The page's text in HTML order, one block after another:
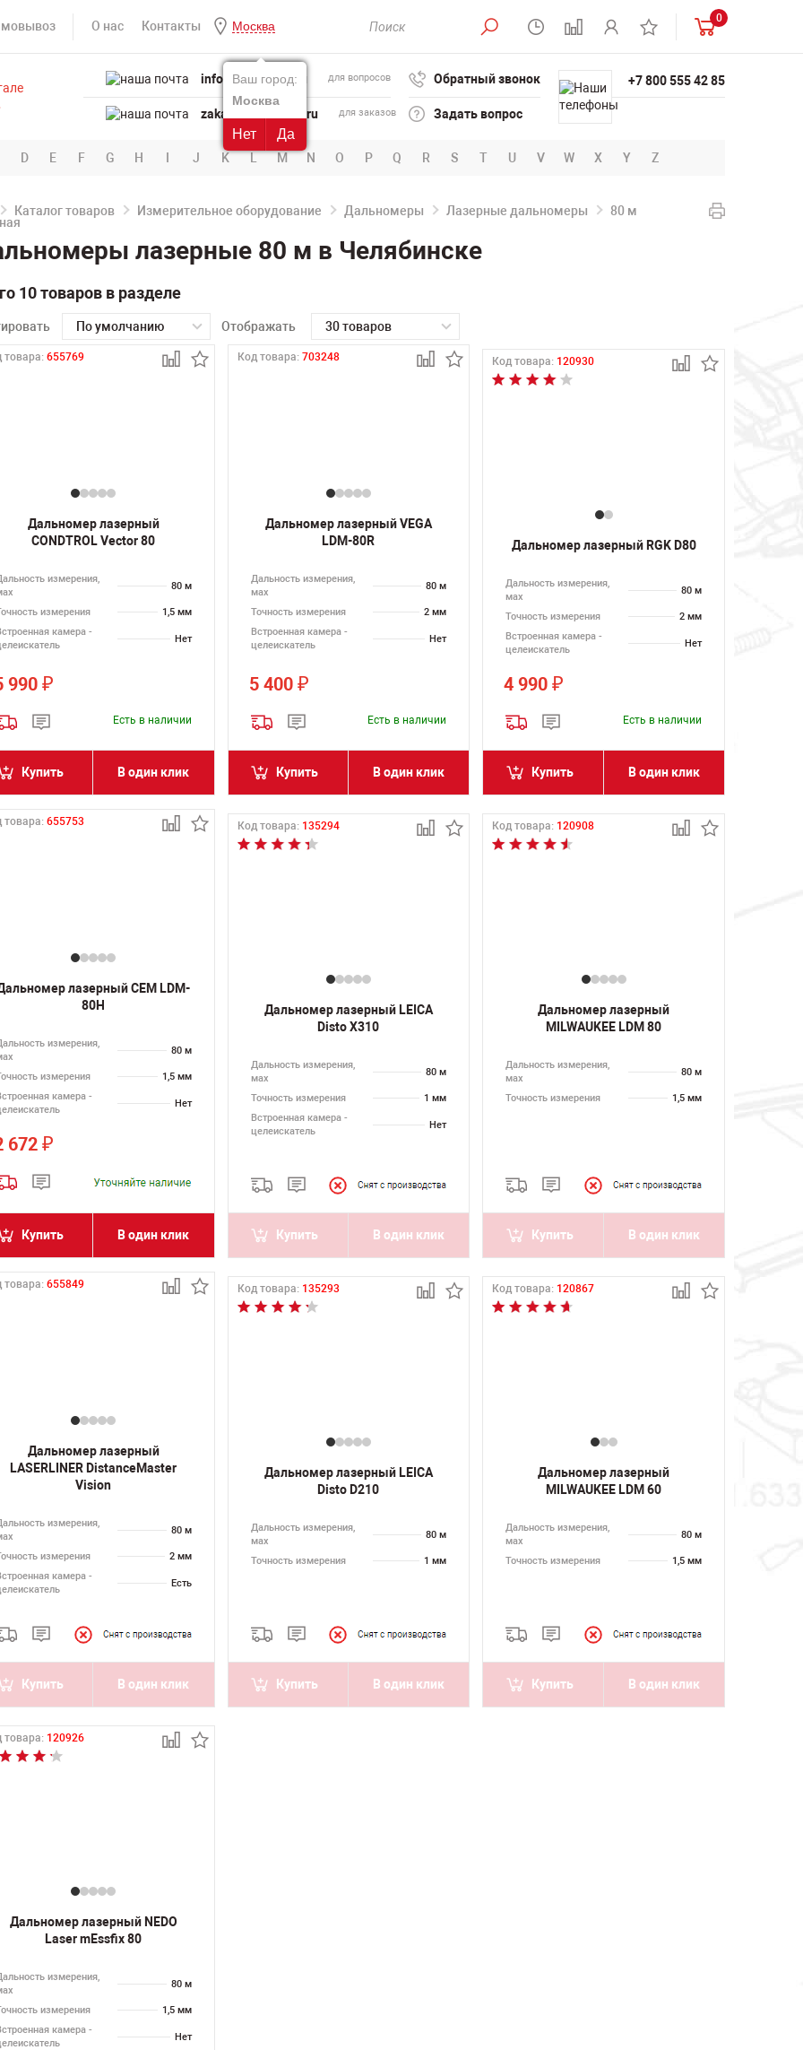
О нас Контакты Москва
Ваш город:
Москва
Нет Да
0
info@powertool.ru для вопросов
zakaz@powertool.ru для заказов
Обратный звонок
Задать вопрос
+7 800 555 42 85
D E F G H I J K L M N O P Q R S T U V W X Y Z
Каталог товаров Измерительное оборудование Дальномеры Лазерные дальномеры 80 м
лазерные 80 м в Челябинске
10 товаров в разделе
По умолчанию Отображать 30 товаров
товара: 655769
Дальномер лазерный
CONDTROL Vector 80
измерения,
80 м
измерения
1,5 мм
камера -
Нет
990 ₽
Есть в наличии
Купить В один клик
Код товара: 703248
Дальномер лазерный VEGA
LDM-80R
Дальность измерения,
мах
80 м
Точность измерения
2 мм
Встроенная камера -
целеискатель
Нет
5 400 ₽
Есть в наличии
Купить В один клик
Код товара: 120930
Дальномер лазерный RGK D80
Дальность измерения,
мах
80 м
Точность измерения
2 мм
Встроенная камера -
целеискатель
Нет
4 990₽
Есть в наличии
Купить В один клик
товара: 655753
лазерный CEM LDM-
80H
измерения,
80 м
измерения
1,5 мм
камера -
Нет
672 ₽
Купить В один клик
Код товара: 135294
Дальномер лазерный LEICA
Disto X310
Дальность измерения,
мах
80 м
Точность измерения
1 мм
Встроенная камера -
целеискатель
Нет
Купить В один клик
Код товара: 120908
Дальномер лазерный
MILWAUKEE LDM 80
Дальность измерения,
мах
80 м
Точность измерения 1,5 мм
Купить В один клик
товара: 655849
Дальномер лазерный
LASERLINER DistanceMaster
Vision
измерения,
80 м
измерения
2 мм
камера -
Есть
Купить В один клик
Код товара: 135293
Дальномер лазерный LEICA
Disto D210
Дальность измерения,
мах
80 м
Точность измерения 1 мм
Купить В один клик
Код товара: 120867
Дальномер лазерный
MILWAUKEE LDM 60
Дальность измерения,
мах
80 м
Точность измерения 1,5 мм
Купить В один клик
товара: 120926
Дальномер лазерный NEDO
Laser mEssfix 80
измерения,
80 м
измерения
1,5 мм
камера -
Нет